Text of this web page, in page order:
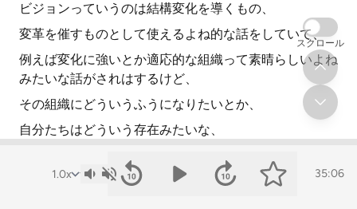
ビジョンっていうのは結構変化を導くもの、
変革を催すものとして使えるよね的な話をしていて、
例えば変化に強いとか適応的な組織って素晴らしいよね
みたいな話がされはするけど、
その組織にどういうふうになりたいとか、
自分たちはどういう存在みたいな、
35:06
スクロール